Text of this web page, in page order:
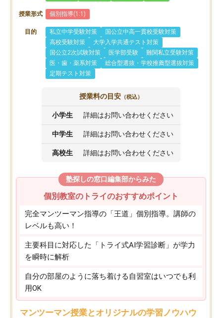
授業形式 個別指導(1:1)
目的 私立中学受験対策
国公立中高一貫校受験対策
高校受験対策
大学入学共通テスト対策
国公立2次試験対策
医学部受験
難関私立受験対策
医・歯・薬系対策
総合型選抜・学校推薦型選抜対策
定期テスト対策
授業料の目安 （税込）
小学生 詳細はお問い合わせください
中学生 詳細はお問い合わせください
高校生 詳細はお問い合わせください
塾探しの窓口編集部からみた
個別教室のトライのおすすめポイント
完全マンツーマン指導の「王道」個別指導。講師の
レベルも高い！
主要科目に対応した「トライ式AI学習診断」が学力
を瞬時に解析
自分の部屋のように落ち着ける自習室はいつでも利
用OK
マンツーマン授業とオリジナルの学習ノウハウ